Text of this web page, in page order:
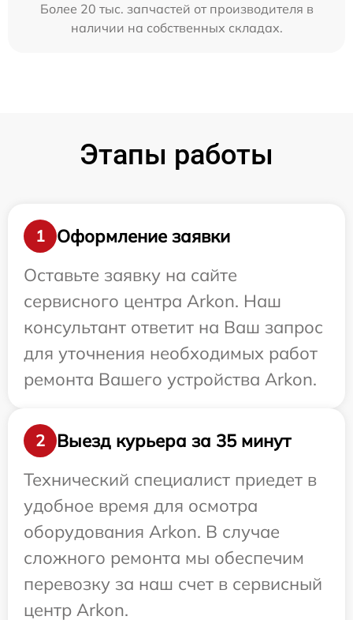
Более 20 тыс. запчастей от производителя в
наличии на собственных складах.
Этапы работы
1
Оформление заявки
Оставьте заявку на сайте
сервисного центра Arkon. Наш
консультант ответит на Ваш запрос
для уточнения необходимых работ
ремонта Вашего устройства Arkon.
2
Выезд курьера за 35 минут
Технический специалист приедет в
удобное время для осмотра
оборудования Arkon. В случае
сложного ремонта мы обеспечим
перевозку за наш счет в сервисный
центр Arkon.